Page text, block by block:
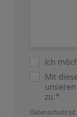
Ich
Mit
unseren
zu.*
Datenschutz